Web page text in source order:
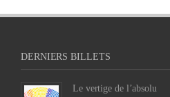
DERNIERS BILLETS
Le vertige de l’absolu